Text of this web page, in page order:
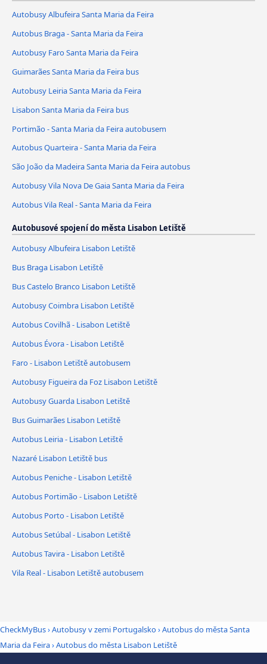
Autobusy Albufeira Santa Maria da Feira
Autobus Braga - Santa Maria da Feira
Autobusy Faro Santa Maria da Feira
Guimarães Santa Maria da Feira bus
Autobusy Leiria Santa Maria da Feira
Lisabon Santa Maria da Feira bus
Portimão - Santa Maria da Feira autobusem
Autobus Quarteira - Santa Maria da Feira
São João da Madeira Santa Maria da Feira autobus
Autobusy Vila Nova De Gaia Santa Maria da Feira
Autobus Vila Real - Santa Maria da Feira
Autobusové spojení do města Lisabon Letiště
Autobusy Albufeira Lisabon Letiště
Bus Braga Lisabon Letiště
Bus Castelo Branco Lisabon Letiště
Autobusy Coimbra Lisabon Letiště
Autobus Covilhã - Lisabon Letiště
Autobus Évora - Lisabon Letiště
Faro - Lisabon Letiště autobusem
Autobusy Figueira da Foz Lisabon Letiště
Autobusy Guarda Lisabon Letiště
Bus Guimarães Lisabon Letiště
Autobus Leiria - Lisabon Letiště
Nazaré Lisabon Letiště bus
Autobus Peniche - Lisabon Letiště
Autobus Portimão - Lisabon Letiště
Autobus Porto - Lisabon Letiště
Autobus Setúbal - Lisabon Letiště
Autobus Tavira - Lisabon Letiště
Vila Real - Lisabon Letiště autobusem
CheckMyBus›Autobusy v zemi Portugalsko›Autobus do města Santa
Maria da Feira›Autobus do města Lisabon Letiště